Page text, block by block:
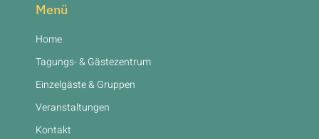
Menü
Home
Tagungs- & Gästezentrum
Einzelgäste & Gruppen
Veranstaltungen
Kontakt